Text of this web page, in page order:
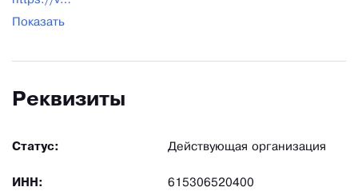
Показать
Реквизиты
Статус: Действующая организация
ИНН: 615306520400